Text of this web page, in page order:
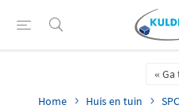
Ga
Home
Huis en tuin